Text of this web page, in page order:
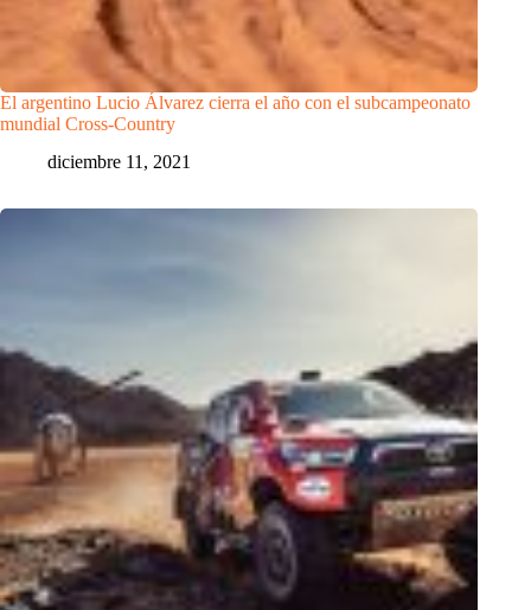
El argentino Lucio Álvarez cierra el año con el subcampeonato
mundial Cross-Country
diciembre 11, 2021